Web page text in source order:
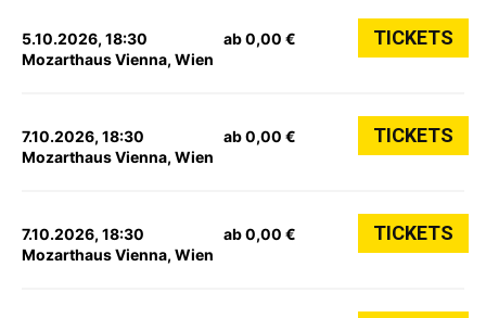
5.10.2026, 18:30
Mozarthaus Vienna, Wien
ab 0,00 € TICKETS
7.10.2026, 18:30
Mozarthaus Vienna, Wien
ab 0,00 € TICKETS
7.10.2026, 18:30
Mozarthaus Vienna, Wien
ab 0,00 € TICKETS